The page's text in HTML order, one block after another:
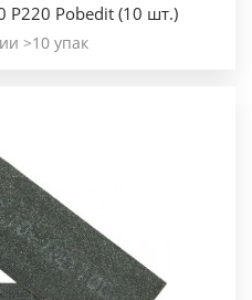
Р220 Pobedit (10 шт.)
>10 упак